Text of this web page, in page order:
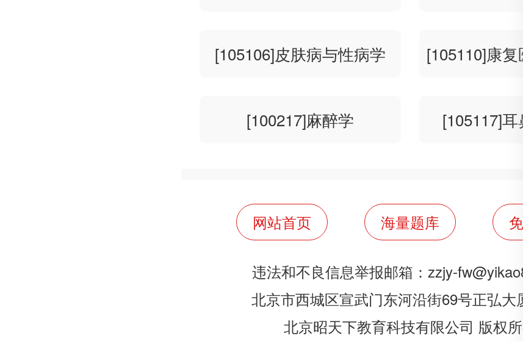
[105106]皮肤病与性病学 [105110]康复
[100217]麻醉学 [105117]耳
网站首页 海量题库
违法和不良信息举报邮箱： zzjy-
北京市西城区宣武门东河沿街69号正弘大
北京昭天下教育科技有限公司 版权所